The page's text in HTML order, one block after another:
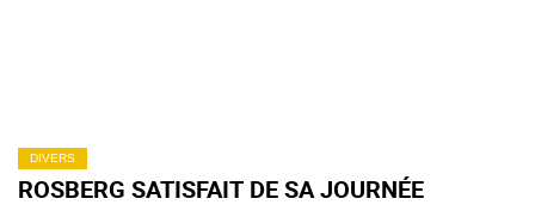
DIVERS
ROSBERG SATISFAIT DE SA JOURNÉE